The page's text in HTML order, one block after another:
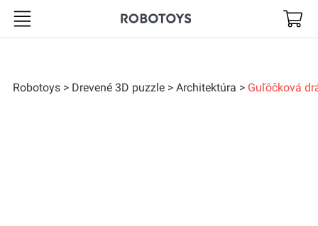
Robotoys
Robotoys Drevené 3D puzzle Architektúra Guľôčková